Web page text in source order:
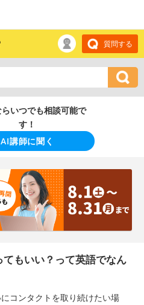
質問する
いつでも相談可能で
す！
AI講師に聞く
もいい？って英語でなん
コンタクトを取り続けたい場